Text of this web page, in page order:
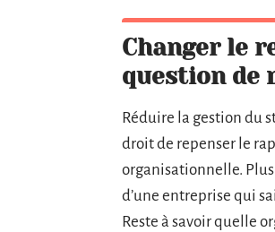
Changer le
question de
Réduire la gestion du
droit de repenser le
organisationnelle.
d’une entreprise qui
Reste à savoir quelle